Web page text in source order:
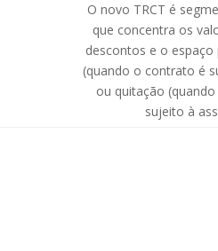
O novo TRCT é
que concentra os
descontos e o
(quando o contrato é
ou quitação
sujeito à